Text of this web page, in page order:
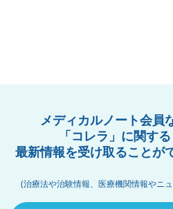
メディカルノート会員
「コレラ」に関する
最新情報を受け取ることが
(治療法や治験情報、医療機関情報やニ